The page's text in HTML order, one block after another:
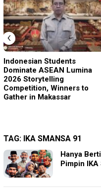
Indonesian Students
Dominate ASEAN Lumina
2026 Storytelling
Competition, Winners to
Gather in Makassar
‹
TAG: IKA SMANSA 91
Hanya
Pimpin IKA